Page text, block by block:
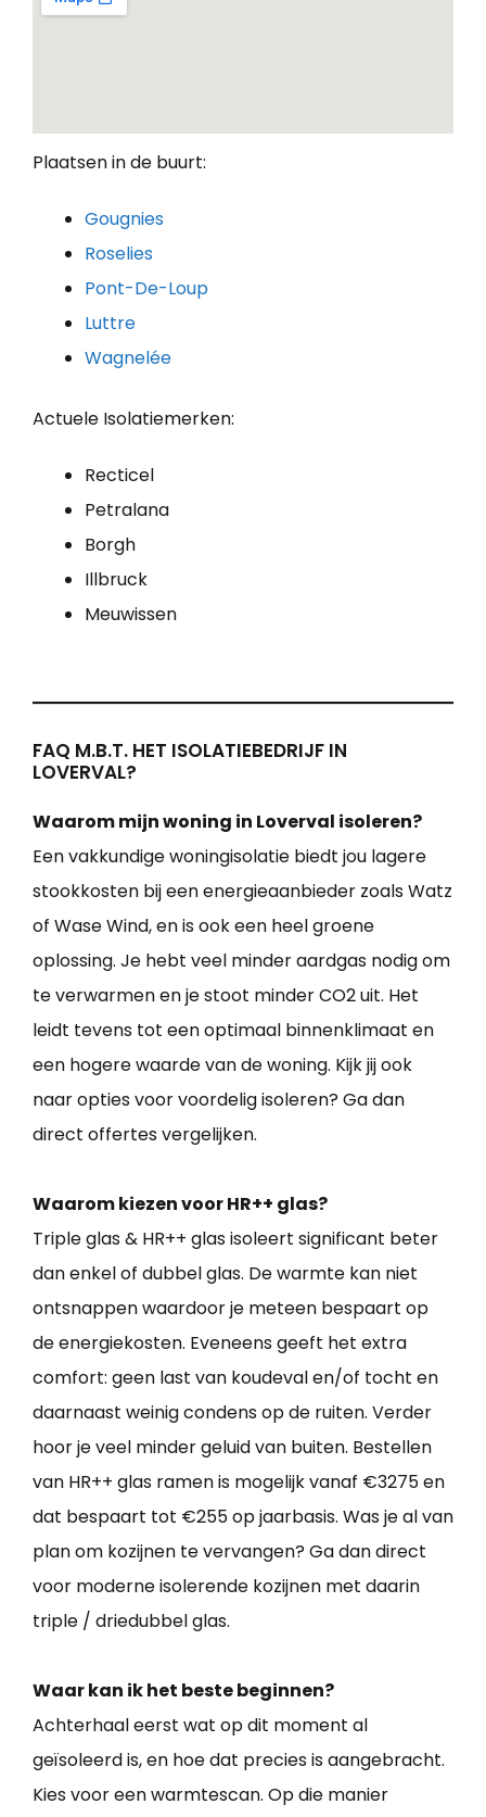
Plaatsen in de buurt:
Gougnies
Roselies
Pont-De-Loup
Luttre
Wagnelée
Actuele Isolatiemerken:
Recticel
Petralana
Borgh
Illbruck
Meuwissen
FAQ M.B.T. HET ISOLATIEBEDRIJF IN
LOVERVAL?
Waarom mijn woning in Loverval isoleren?
Een vakkundige woningisolatie biedt jou lagere
stookkosten bij een energieaanbieder zoals Watz
of Wase Wind, en is ook een heel groene
oplossing. Je hebt veel minder aardgas nodig om
te verwarmen en je stoot minder CO2 uit. Het
leidt tevens tot een optimaal binnenklimaat en
een hogere waarde van de woning. Kijk jij ook
naar opties voor voordelig isoleren? Ga dan
direct offertes vergelijken.
Waarom kiezen voor HR++ glas?
Triple glas & HR++ glas isoleert significant beter
dan enkel of dubbel glas. De warmte kan niet
ontsnappen waardoor je meteen bespaart op
de energiekosten. Eveneens geeft het extra
comfort: geen last van koudeval en/of tocht en
daarnaast weinig condens op de ruiten. Verder
hoor je veel minder geluid van buiten. Bestellen
van HR++ glas ramen is mogelijk vanaf €3275 en
dat bespaart tot €255 op jaarbasis. Was je al van
plan om kozijnen te vervangen? Ga dan direct
voor moderne isolerende kozijnen met daarin
triple / driedubbel glas.
Waar kan ik het beste beginnen?
Achterhaal eerst wat op dit moment al
geïsoleerd is, en hoe dat precies is aangebracht.
Kies voor een warmtescan. Op die manier